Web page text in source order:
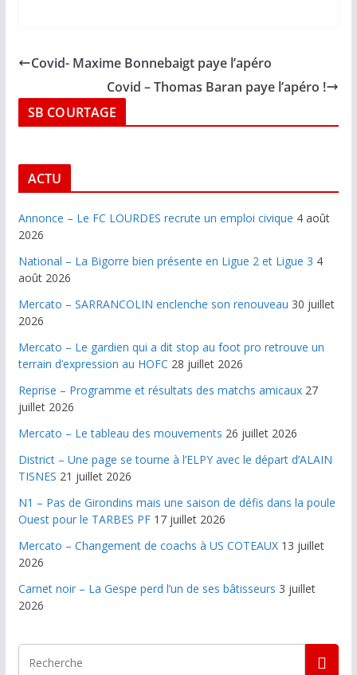
Covid- Maxime Bonnebaigt paye l’apéro
Covid – Thomas Baran paye l’apéro !
SB COURTAGE
ACTU
Annonce – Le FC LOURDES recrute un emploi civique 4 août
2026
National – La Bigorre bien présente en Ligue 2 et Ligue 3 4
août 2026
Mercato – SARRANCOLIN enclenche son renouveau 30 juillet
2026
Mercato – Le gardien qui a dit stop au foot pro retrouve un
terrain d’expression au HOFC 28 juillet 2026
Reprise – Programme et résultats des matchs amicaux 27
juillet 2026
Mercato – Le tableau des mouvements 26 juillet 2026
District – Une page se tourne à l’ELPY avec le départ d’ALAIN
TISNES 21 juillet 2026
N1 – Pas de Girondins mais une saison de défis dans la poule
Ouest pour le TARBES PF 17 juillet 2026
Mercato – Changement de coachs à US COTEAUX 13 juillet
2026
Carnet noir – La Gespe perd l’un de ses bâtisseurs 3 juillet
2026